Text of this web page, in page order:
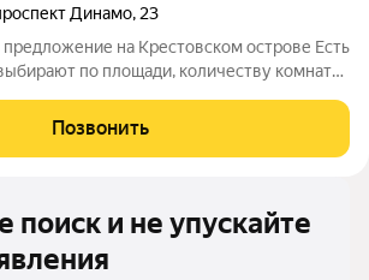
Динамо, 23
предложение на Крестовском острове Есть
по площади, количеству комнат
такой возможности может больше
Позвонить
поиск и не упускайте